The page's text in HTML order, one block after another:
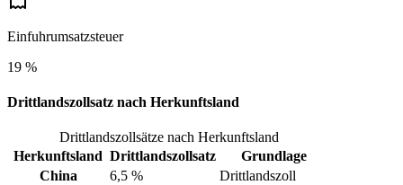
Einfuhrumsatzsteuer
19 %
Drittlandszollsatz nach Herkunftsland
Drittlandszollsätze nach Herkunftsland
Herkunftsland Drittlandszollsatz
Grundlage
China
6,5 %
Drittlandszoll